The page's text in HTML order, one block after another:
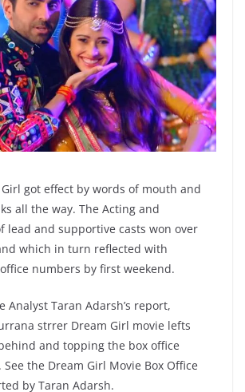
got effect by words of mouth and
all the way. The Acting and
lead and supportive casts won over
which in turn reflected with
numbers by first weekend.
Analyst Taran Adarsh’s report,
strrer Dream Girl movie lefts
and topping the box office
the Dream Girl Movie Box Office
by Taran Adarsh.